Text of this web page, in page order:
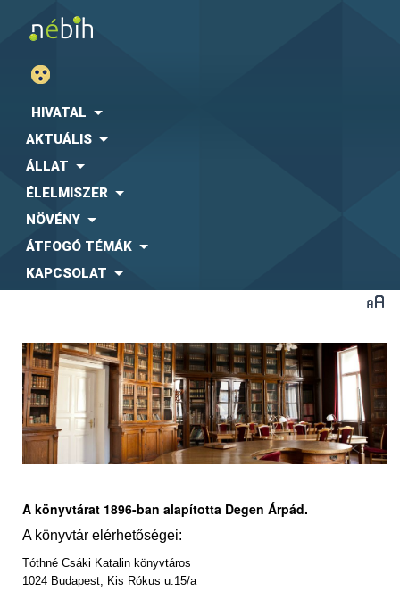
HIVATAL
AKTUÁLIS
ÁLLAT
ÉLELMISZER
NÖVÉNY
ÁTFOGÓ TÉMÁK
KAPCSOLAT
A könyvtárat 1896-ban alapította Degen Árpád.
A könyvtár elérhetőségei:
Tóthné Csáki Katalin könyvtáros
1024 Budapest, Kis Rókus u.15/a